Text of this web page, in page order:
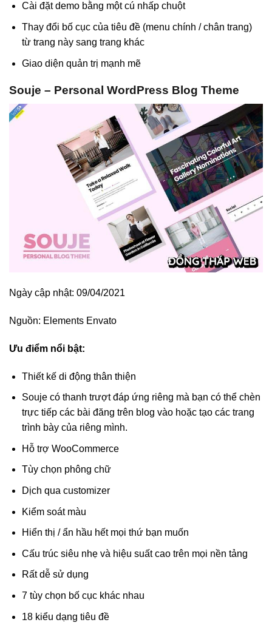
Cài đặt demo bằng một cú nhấp chuột
Thay đổi bố cục của tiêu đề (menu chính / chân trang)
từ trang này sang trang khác
Giao diện quản trị mạnh mẽ
Souje – Personal WordPress Blog Theme
Ngày cập nhật: 09/04/2021
Nguồn: Elements Envato
Ưu điểm nổi bật:
Thiết kế di động thân thiện
Souje có thanh trượt đáp ứng riêng mà bạn có thể chèn
trực tiếp các bài đăng trên blog vào hoặc tạo các trang
trình bày của riêng mình.
Hỗ trợ WooCommerce
Tùy chọn phông chữ
Dịch qua customizer
Kiểm soát màu
Hiển thị / ẩn hầu hết mọi thứ bạn muốn
Cấu trúc siêu nhẹ và hiệu suất cao trên mọi nền tảng
Rất dễ sử dụng
7 tùy chọn bố cục khác nhau
18 kiểu dạng tiêu đề